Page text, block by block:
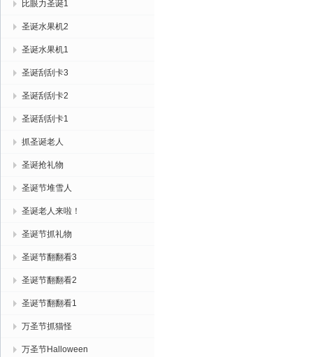
比眼力圣诞1
圣诞水果机2
圣诞水果机1
圣诞刮刮卡3
圣诞刮刮卡2
圣诞刮刮卡1
抓圣诞老人
圣诞抢礼物
圣诞节堆雪人
圣诞老人来啦！
圣诞节抓礼物
圣诞节翻翻看3
圣诞节翻翻看2
圣诞节翻翻看1
万圣节抓猫怪
万圣节Halloween